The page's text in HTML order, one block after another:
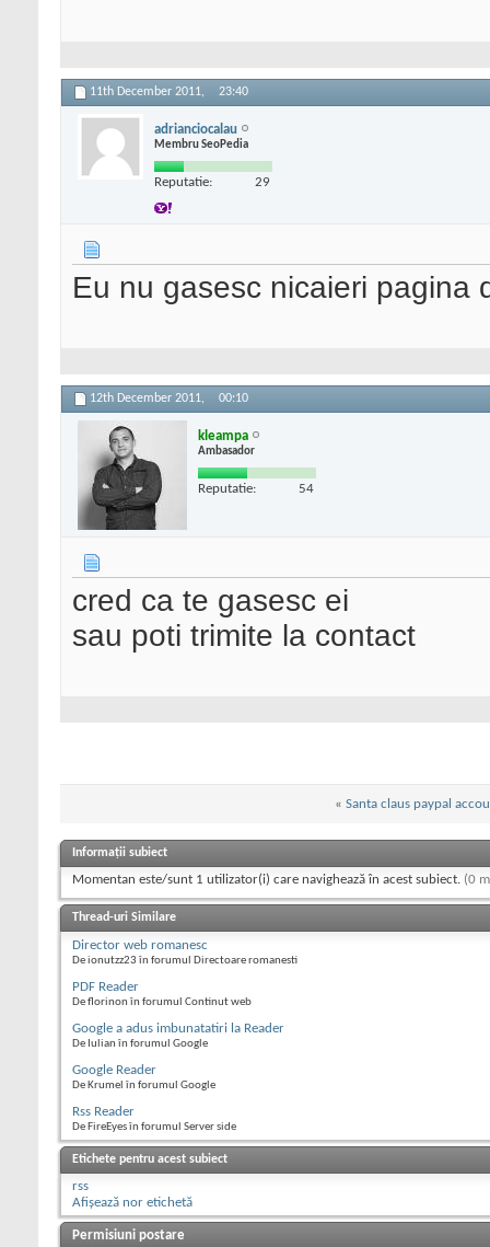
11th December 2011, 23:40
adrianciocalau
Membru SeoPedia
Reputatie: 29
Eu nu gasesc nicaieri pagina
12th December 2011, 00:10
kleampa
Ambasador
Reputatie: 54
cred ca te gasesc ei
sau poti trimite la contact
« Santa claus paypal
Informații subiect
Momentan este/sunt 1 utilizator(i) care navighează în acest subiect. (0
Thread-uri Similare
Director web romanesc
De ionutzz23 în forumul Directoare romanesti
PDF Reader
De florinon în forumul Continut web
Google a adus imbunatatiri la Reader
De Iulian în forumul Google
Google Reader
De Krumel în forumul Google
Rss Reader
De FireEyes în forumul Server side
Etichete pentru acest subiect
rss
Afișează nor etichetă
Permisiuni postare